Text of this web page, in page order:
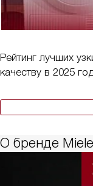
Рейтинг лучших
качеству в 2025
О бренде Miele